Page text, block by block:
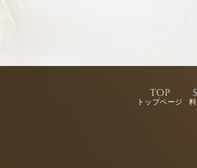
TOP
トップページ